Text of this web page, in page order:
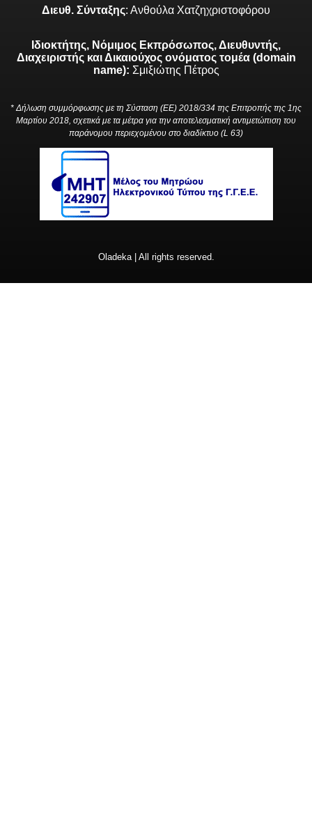
Διευθ. Σύνταξης: Ανθούλα Χατζηχριστοφόρου
Ιδιοκτήτης, Νόμιμος Εκπρόσωπος, Διευθυντής,
Διαχειριστής και Δικαιούχος ονόματος τομέα (domain
name): Σμιξιώτης Πέτρος
* Δήλωση συμμόρφωσης με τη Σύσταση (ΕΕ) 2018/334 της Επιτροπής της 1ης
Μαρτίου 2018, σχετικά με τα μέτρα για την αποτελεσματική αντιμετώπιση του
παράνομου περιεχομένου στο διαδίκτυο (L 63)
Oladeka | All rights reserved.